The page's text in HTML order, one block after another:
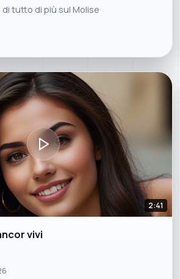
tutto di più sul Molise
2:41
vivi